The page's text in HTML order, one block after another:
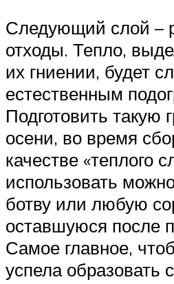
Следующий слой –
отходы. Тепло,
их гниении, будет
естественным
Подготовить такую
осени, во время
качестве «теплого
использовать
ботву или любую
оставшуюся после
Самое главное,
успела образовать